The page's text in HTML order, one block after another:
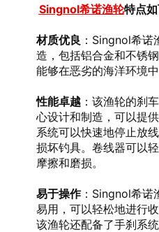
Singnol希诺渔轮特点如
材质优良 ：Singnol希诺
造，包括铝合金和不锈
能够在恶劣的海洋环境中
性能卓越：该渔轮的刹
心设计和制造，可以提
系统可以快速地停止放
损坏钓具。卷线器可以
摩擦和磨损。
易于操作：Singnol希诺
易用，可以轻松地进行
该渔轮还配备了手刹系